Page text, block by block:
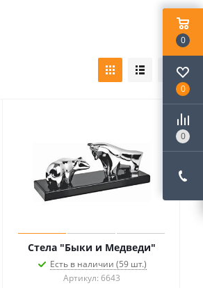
Стела "Быки и Медведи"
Есть в наличии (59 шт.)
Артикул: 6643
0
0
0